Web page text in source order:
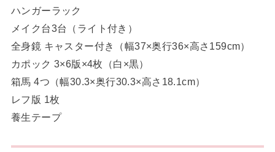
ハンガーラック
メイク台3台（ライト付き）
全身鏡 キャスター付き（幅37×奥行36×高さ159cm）
カポック 3×6版×4枚（白×黒）
箱馬 4つ（幅30.3×奥行30.3×高さ18.1cm）
レフ版 1枚
養生テープ